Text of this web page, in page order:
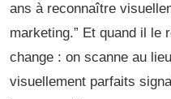
ans à reconnaître
marketing.” Et quand il le
change : on scanne au
visuellement parfaits